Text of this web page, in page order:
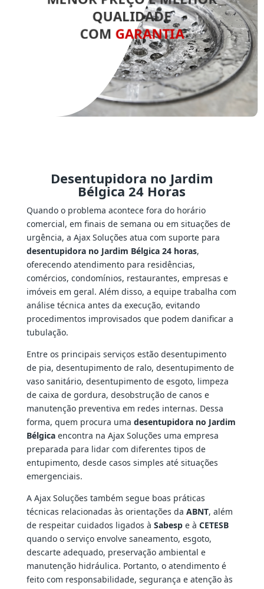
QUALIDADE
COM GARANTIA
Desentupidora no Jardim
Bélgica 24 Horas
Quando o problema acontece fora do horário
comercial, em finais de semana ou em situações de
urgência, a Ajax Soluções atua com suporte para
desentupidora no Jardim Bélgica 24 horas,
oferecendo atendimento para residências,
comércios, condomínios, restaurantes, empresas e
imóveis em geral. Além disso, a equipe trabalha com
análise técnica antes da execução, evitando
procedimentos improvisados que podem danificar a
tubulação.
Entre os principais serviços estão desentupimento
de pia, desentupimento de ralo, desentupimento de
vaso sanitário, desentupimento de esgoto, limpeza
de caixa de gordura, desobstrução de canos e
manutenção preventiva em redes internas. Dessa
forma, quem procura uma desentupidora no Jardim
Bélgicaencontra na Ajax Soluções uma empresa
preparada para lidar com diferentes tipos de
entupimento, desde casos simples até situações
emergenciais.
A Ajax Soluções também segue boas práticas
técnicas relacionadas às orientações da ABNT, além
de respeitar cuidados ligados à Sabespe à CETESB
quando o serviço envolve saneamento, esgoto,
descarte adequado, preservação ambiental e
manutenção hidráulica. Portanto, o atendimento é
feito com responsabilidade, segurança e atenção às